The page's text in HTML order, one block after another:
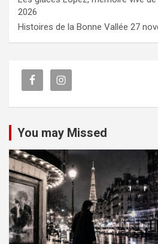
2026
Histoires de la Bonne Vallée 27
You may Missed